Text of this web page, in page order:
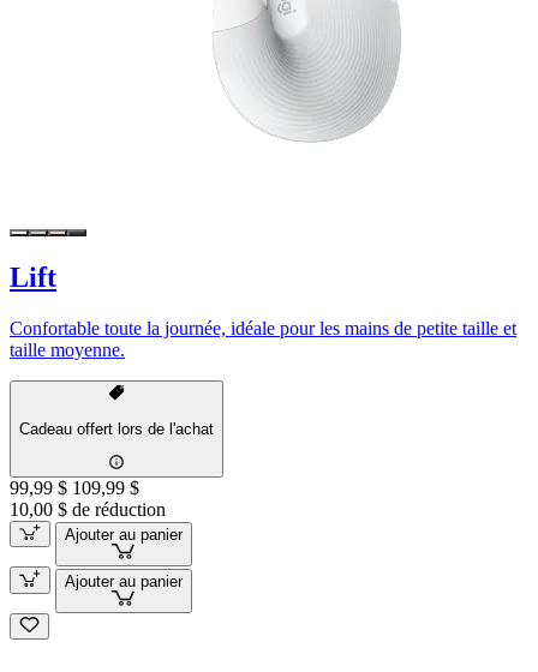
Lift
Confortable toute la journée, idéale pour les mains de petite taille et
taille moyenne.
Cadeau offert lors de l'achat
99,99 $ 109,99 $
10,00 $ de réduction
Ajouter au panier
Ajouter au panier